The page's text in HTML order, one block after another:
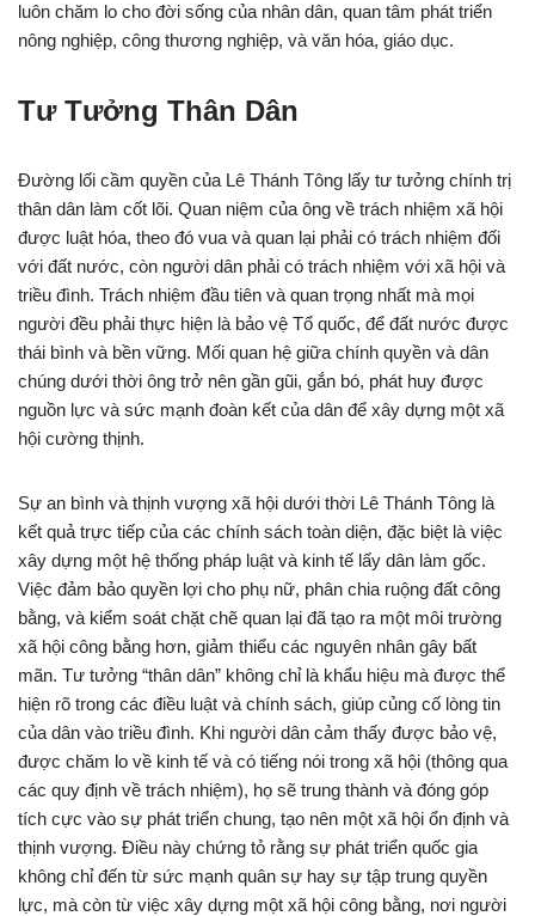
luôn chăm lo cho đời sống của nhân dân, quan tâm phát triển
nông nghiệp, công thương nghiệp, và văn hóa, giáo dục.
Tư Tưởng Thân Dân
Đường lối cầm quyền của Lê Thánh Tông lấy tư tưởng chính trị
thân dân làm cốt lõi. Quan niệm của ông về trách nhiệm xã hội
được luật hóa, theo đó vua và quan lại phải có trách nhiệm đối
với đất nước, còn người dân phải có trách nhiệm với xã hội và
triều đình. Trách nhiệm đầu tiên và quan trọng nhất mà mọi
người đều phải thực hiện là bảo vệ Tổ quốc, để đất nước được
thái bình và bền vững. Mối quan hệ giữa chính quyền và dân
chúng dưới thời ông trở nên gần gũi, gắn bó, phát huy được
nguồn lực và sức mạnh đoàn kết của dân để xây dựng một xã
hội cường thịnh.
Sự an bình và thịnh vượng xã hội dưới thời Lê Thánh Tông là
kết quả trực tiếp của các chính sách toàn diện, đặc biệt là việc
xây dựng một hệ thống pháp luật và kinh tế lấy dân làm gốc.
Việc đảm bảo quyền lợi cho phụ nữ, phân chia ruộng đất công
bằng, và kiểm soát chặt chẽ quan lại đã tạo ra một môi trường
xã hội công bằng hơn, giảm thiểu các nguyên nhân gây bất
mãn. Tư tưởng “thân dân” không chỉ là khẩu hiệu mà được thể
hiện rõ trong các điều luật và chính sách, giúp củng cố lòng tin
của dân vào triều đình. Khi người dân cảm thấy được bảo vệ,
được chăm lo về kinh tế và có tiếng nói trong xã hội (thông qua
các quy định về trách nhiệm), họ sẽ trung thành và đóng góp
tích cực vào sự phát triển chung, tạo nên một xã hội ổn định và
thịnh vượng. Điều này chứng tỏ rằng sự phát triển quốc gia
không chỉ đến từ sức mạnh quân sự hay sự tập trung quyền
lực, mà còn từ việc xây dựng một xã hội công bằng, nơi người